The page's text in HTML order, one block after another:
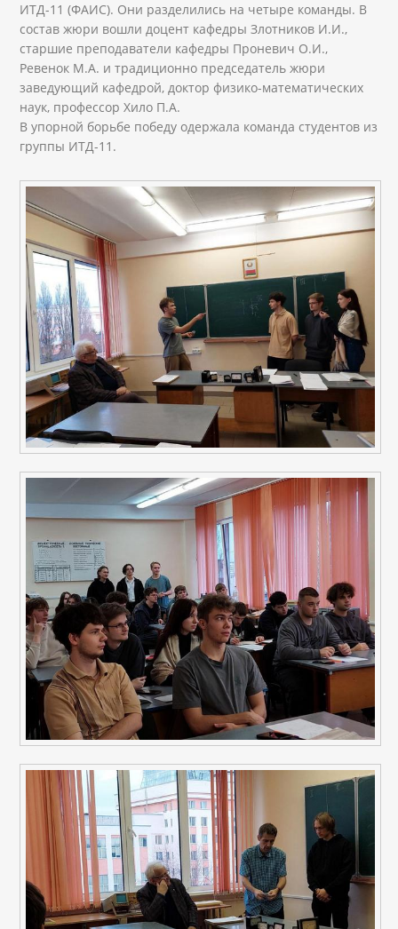
ИТД-11 (ФАИС). Они разделились на четыре команды. В
состав жюри вошли доцент кафедры Злотников И.И.,
старшие преподаватели кафедры Проневич О.И.,
Ревенок М.А. и традиционно председатель жюри
заведующий кафедрой, доктор физико-математических
наук, профессор Хило П.А.
В упорной борьбе победу одержала команда студентов из
группы ИТД-11.